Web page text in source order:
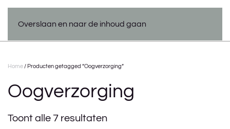
Overslaan en naar de inhoud gaan
Home / Producten getagged “Oogverzorging”
Oogverzorging
Toont alle 7 resultaten